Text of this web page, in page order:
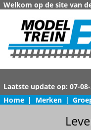
Welkom op de site van
Home | Merken |